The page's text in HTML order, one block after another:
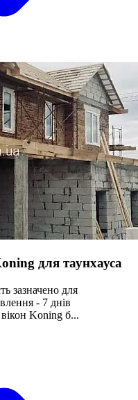
для таунхауса
зазначено для
- 7 днів
Koning б...